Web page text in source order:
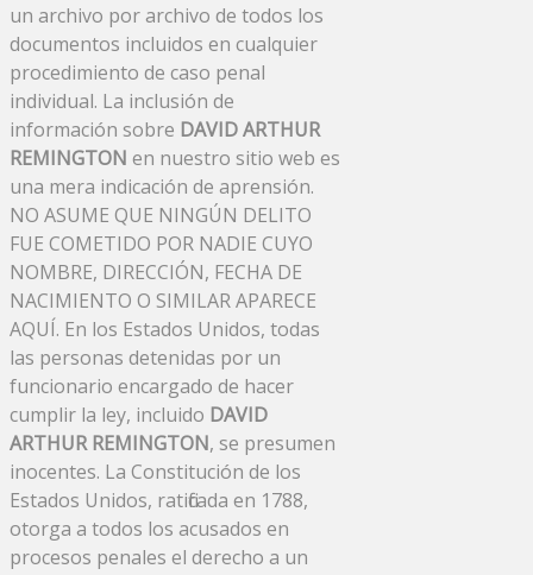
un archivo por archivo de todos los
documentos incluidos en cualquier
procedimiento de caso penal
individual. La inclusión de
información sobre DAVID ARTHUR
REMINGTON en nuestro sitio web es
una mera indicación de aprensión.
NO ASUME QUE NINGÚN DELITO
FUE COMETIDO POR NADIE CUYO
NOMBRE, DIRECCIÓN, FECHA DE
NACIMIENTO O SIMILAR APARECE
AQUÍ. En los Estados Unidos, todas
las personas detenidas por un
funcionario encargado de hacer
cumplir la ley, incluido DAVID
ARTHUR REMINGTON, se presumen
inocentes. La Constitución de los
Estados Unidos, ratificada en 1788,
otorga a todos los acusados ​​en
procesos penales el derecho a un